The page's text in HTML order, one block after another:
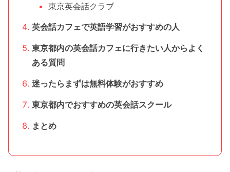
東京英会話クラブ
英会話カフェで英語学習がおすすめの人
東京都内の英会話カフェに行きたい人からよく
ある質問
迷ったらまずは無料体験がおすすめ
東京都内でおすすめの英会話スクール
まとめ